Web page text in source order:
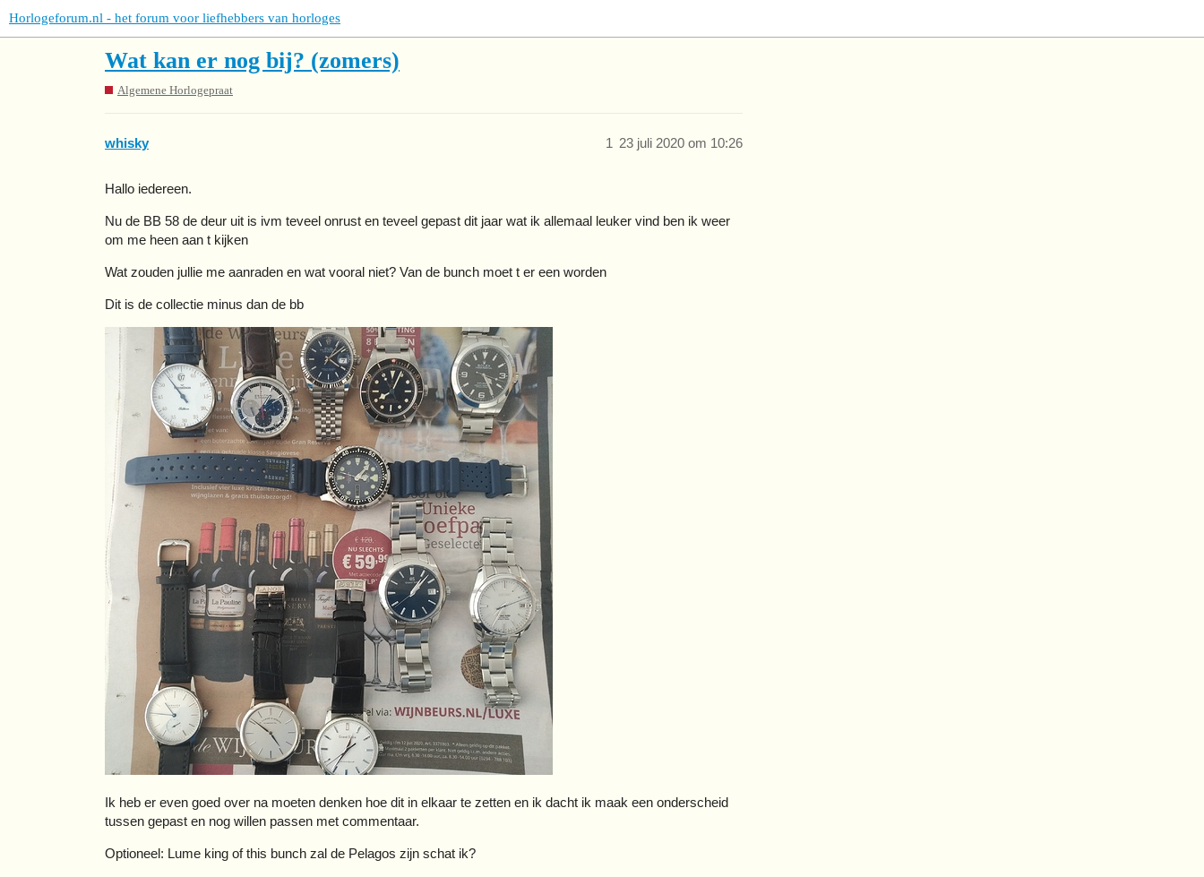
Horlogeforum.nl - het forum voor liefhebbers van horloges
Wat kan er nog bij? (zomers)
Algemene Horlogepraat
whisky 23 juli 2020 om 10:26
1
Hallo iedereen.
Nu de BB 58 de deur uit is ivm teveel onrust en teveel gepast dit jaar wat ik allemaal leuker vind ben ik weer
om me heen aan t kijken
Wat zouden jullie me aanraden en wat vooral niet? Van de bunch moet t er een worden
Dit is de collectie minus dan de bb
Ik heb er even goed over na moeten denken hoe dit in elkaar te zetten en ik dacht ik maak een onderscheid
tussen gepast en nog willen passen met commentaar.
Optioneel: Lume king of this bunch zal de Pelagos zijn schat ik?